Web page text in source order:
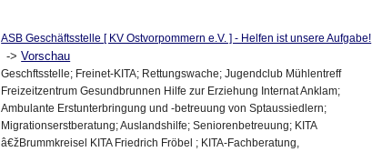
ASB Geschäftsstelle [ KV Ostvorpommern e.V. ] - Helfen ist unsere Aufgabe!
->Vorschau
Geschftsstelle; Freinet-KITA; Rettungswache; Jugendclub Mühlentreff
Freizeitzentrum Gesundbrunnen Hilfe zur Erziehung Internat Anklam;
Ambulante Erstunterbringung und -betreuung von Sptaussiedlern;
Migrationserstberatung; Auslandshilfe; Seniorenbetreuung; KITA
â€žBrummkreisel KITA Friedrich Fröbel ; KITA-Fachberatung,